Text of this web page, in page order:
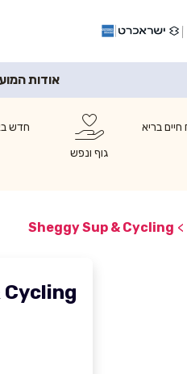
אודות
חיים בריא
גוף ונפש
חדש
>
Sheggy Sup & Cycling
Cycling